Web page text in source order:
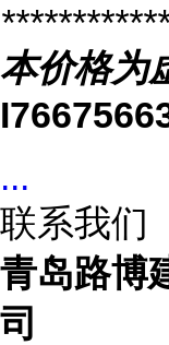
本价格为
...
联系我们
青岛路博
司